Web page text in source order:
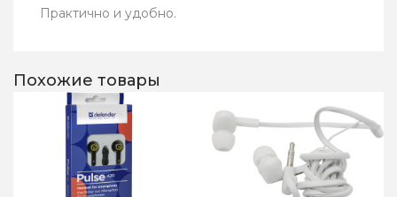
Практично и удобно.
Похожие товары